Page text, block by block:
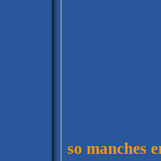
so manches